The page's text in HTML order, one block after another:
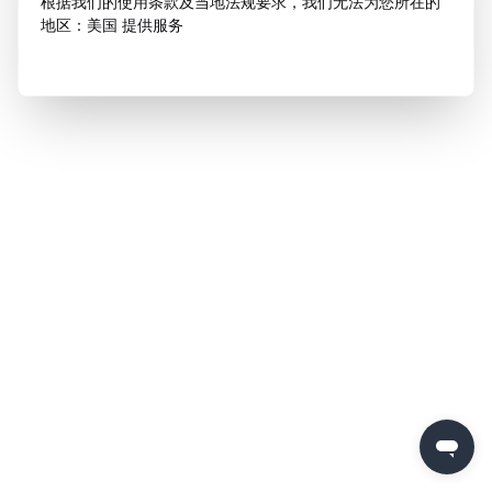
地区：美国 提供服务